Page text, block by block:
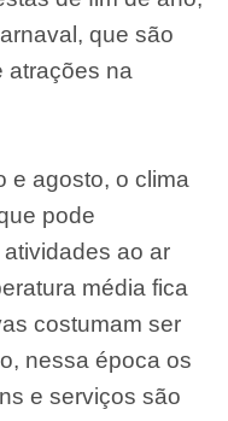
que são
atrações na
e agosto, o clima
pode
ao ar
média fica
costumam ser
nessa época os
e serviços são